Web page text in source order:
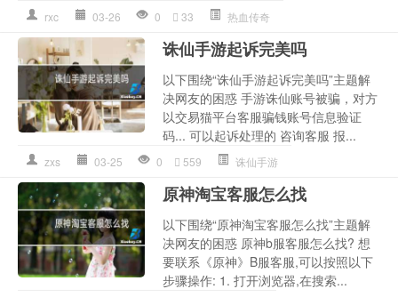
rxc 03-26 0 33 热血传奇
诛仙手游起诉完美吗
以下围绕“诛仙手游起诉完美吗”主题解
决网友的困惑 手游诛仙账号被骗，对方
以交易猫平台客服骗钱账号信息验证
码... 可以起诉处理的 咨询客服 报...
zxs 03-25 0 559 诛仙手游
原神淘宝客服怎么找
以下围绕“原神淘宝客服怎么找”主题解
决网友的困惑 原神b服客服怎么找? 想
要联系《原神》B服客服,可以按照以下
步骤操作: 1. 打开浏览器,在搜索...